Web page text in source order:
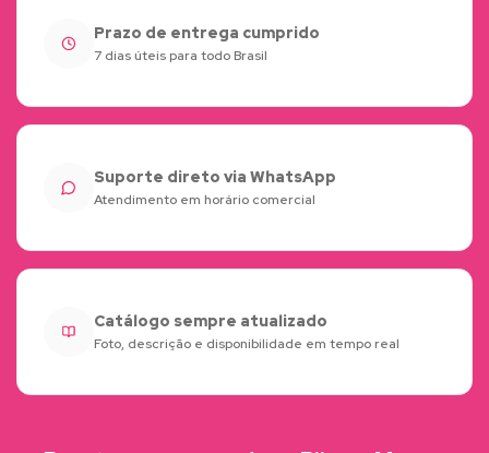
Prazo de entrega cumprido
7 dias úteis para todo Brasil
Suporte direto via WhatsApp
Atendimento em horário comercial
Catálogo sempre atualizado
Foto, descrição e disponibilidade em tempo real